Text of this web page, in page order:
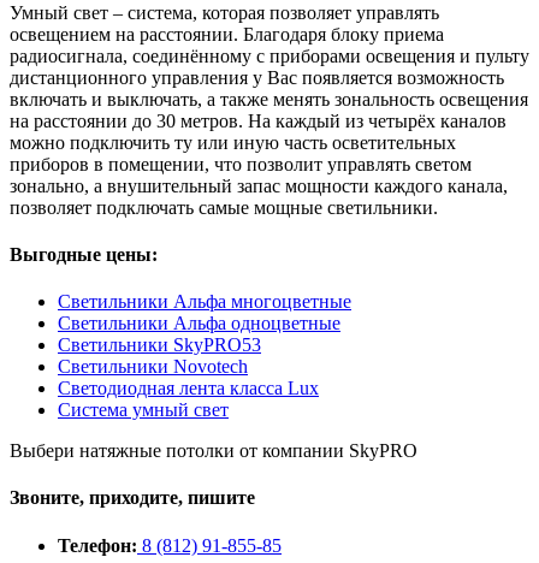
Умный свет – система, которая позволяет управлять
освещением на расстоянии. Благодаря блоку приема
радиосигнала, соединённому с приборами освещения и пульту
дистанционного управления у Вас появляется возможность
включать и выключать, а также менять зональность освещения
на расстоянии до 30 метров. На каждый из четырёх каналов
можно подключить ту или иную часть осветительных
приборов в помещении, что позволит управлять светом
зонально, а внушительный запас мощности каждого канала,
позволяет подключать самые мощные светильники.
Выгодные цены:
Светильники Альфа многоцветные
Светильники Альфа одноцветные
Светильники SkyPRO53
Светильники Novotech
Светодиодная лента класса Lux
Система умный свет
Выбери натяжные потолки от компании SkyPRO
Звоните, приходите, пишите
Телефон: 8 (812) 91-855-85